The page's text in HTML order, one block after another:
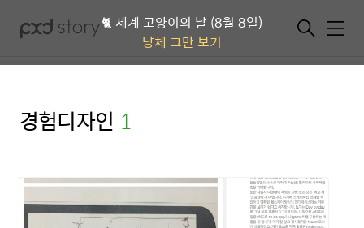
🐈 세계 고양이의 날 (8월 8일)
냥체 그만 보기
메뉴
경험디자인 (1)